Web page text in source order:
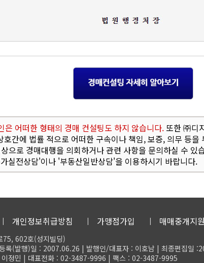
어떠한 형태의 경매 컨설팅도 하지 않습니다. 또한 ㈜디
간에 법률 적으로 어떠한 구속이나 책임, 보증, 의무 등을
으로 경매대행을 의회하거나 관련 사항을 문의하실 수 있
실전상담'이나 '부동산일반상담'을 이용하시기 바랍니다.
개인정보취급방침 가맹점가입 매매중개지원
75, 602호(성지빌딩)
록(발행)일 : 2007.06.26 | 발행인/대표자 : 이호남 | 최종편집일
이정민 | 대표전화 : 02-3487-9996 | 팩스 : 02-3487-9995